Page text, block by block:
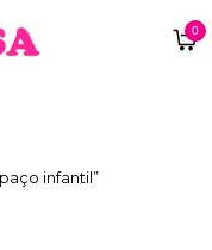
0
infantil”